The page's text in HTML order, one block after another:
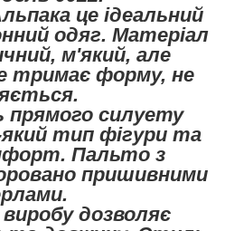
це ідеальний
одяг. Матеріал
м'який, але
тримає форму, не
прямого силуету
який тип фігури та
Пальто з
пришивними
виробу дозволяє